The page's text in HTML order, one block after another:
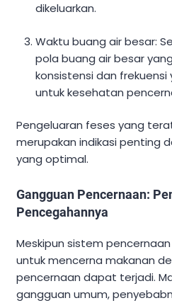
dikeluarkan.
Waktu buang air besar:
pola buang air besar
konsistensi dan
untuk kesehatan
Pengeluaran feses yang
merupakan indikasi penting
yang optimal.
Gangguan Pencernaan:
Pencegahannya
Meskipun sistem
untuk mencerna makanan
pencernaan dapat terjadi.
gangguan umum,